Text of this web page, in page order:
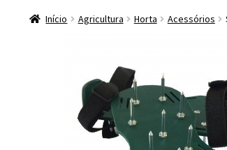
Início Agricultura Horta Acessórios